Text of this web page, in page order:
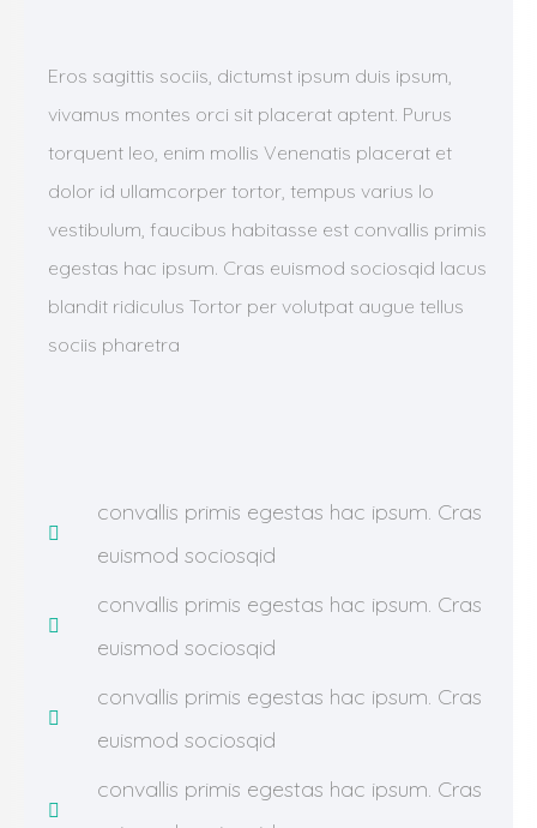
Eros sagittis sociis, dictumst ipsum duis ipsum,
vivamus montes orci sit placerat aptent. Purus
torquent leo, enim mollis Venenatis placerat et
dolor id ullamcorper tortor, tempus varius lo
vestibulum, faucibus habitasse est convallis primis
egestas hac ipsum. Cras euismod sociosqid lacus
blandit ridiculus Tortor per volutpat augue tellus
sociis pharetra
convallis primis egestas hac ipsum. Cras
euismod sociosqid
convallis primis egestas hac ipsum. Cras
euismod sociosqid
convallis primis egestas hac ipsum. Cras
euismod sociosqid
convallis primis egestas hac ipsum. Cras